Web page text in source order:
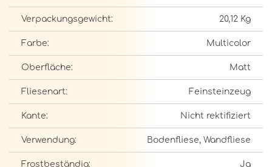
Verpackungsgewicht: 20,12 Kg
Farbe: Multicolor
Oberfläche: Matt
Fliesenart: Feinsteinzeug
Kante: Nicht rektifiziert
Verwendung: Bodenfliese, Wandfliese
Frostbeständig: Ja